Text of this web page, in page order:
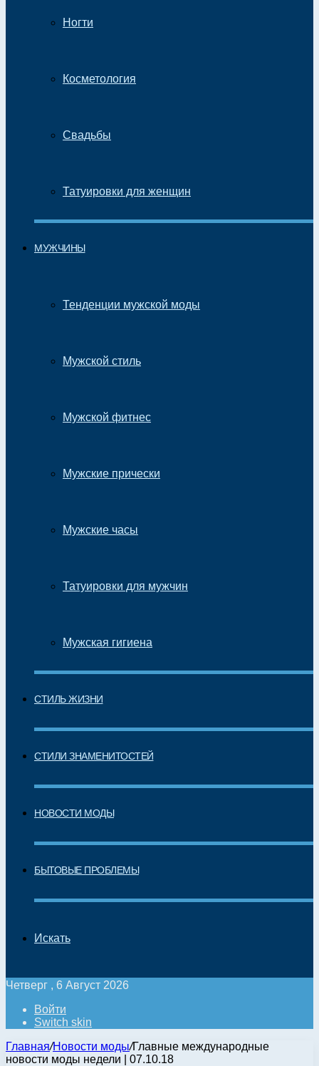
Ногти
Косметология
Свадьбы
Татуировки для женщин
МУЖЧИНЫ
Тенденции мужской моды
Мужской стиль
Мужской фитнес
Мужские прически
Мужские часы
Татуировки для мужчин
Мужская гигиена
СТИЛЬ ЖИЗНИ
СТИЛИ ЗНАМЕНИТОСТЕЙ
НОВОСТИ МОДЫ
БЫТОВЫЕ ПРОБЛЕМЫ
Искать
Четверг , 6 Август 2026
Войти
Switch skin
Главная/Новости моды/Главные международные
новости моды недели | 07.10.18